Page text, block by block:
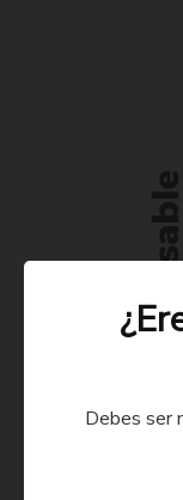
Debes ser